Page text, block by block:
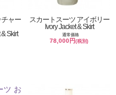
ャー
Skirt
スカートスーツ アイボリー
Ivory Jacket & Skirt
通常価格
78,000円(税別)